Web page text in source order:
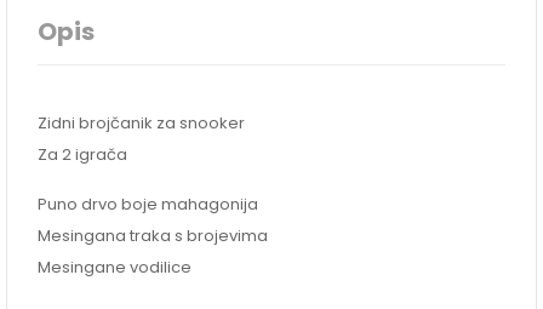
Opis
Zidni brojčanik za snooker
Za 2 igrača
Puno drvo boje mahagonija
Mesingana traka s brojevima
Mesingane vodilice